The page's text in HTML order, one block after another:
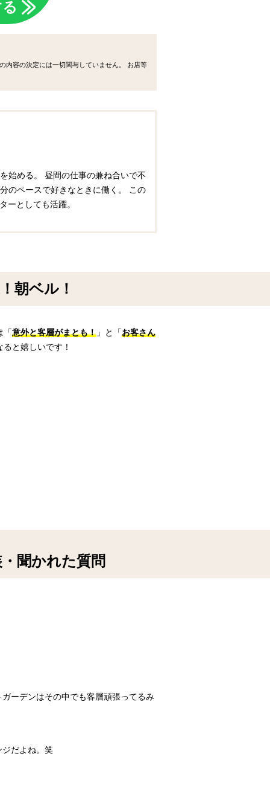
内容の決定には一切関与していません。 お店等
始める。 昼間の仕事の兼ね合いで不
のペースで好きなときに働く。 この
ーとしても活躍。
朝ベル！
「意外と客層がまとも！ 」と「お客さん
と嬉しいです！
聞かれた質問
ーデンはその中でも客層頑張ってるみ
だよね。笑